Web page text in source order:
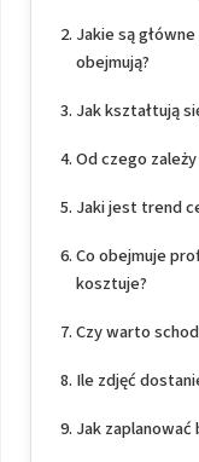
Jakie są
obejmują?
Jak kształtują
Od czego
Jaki jest trend
Co obejmuje
kosztuje?
Czy warto
Ile zdjęć
Jak